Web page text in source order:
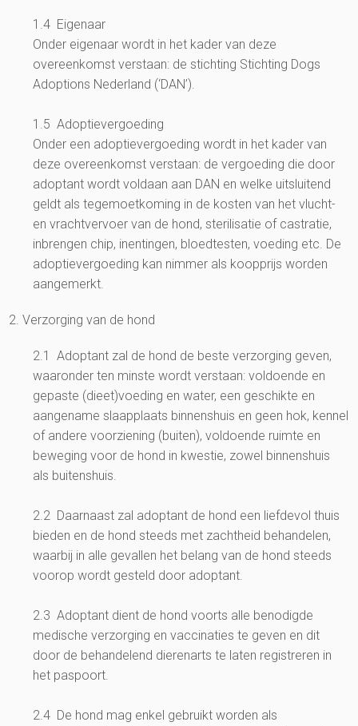
1.4 Eigenaar
Onder eigenaar wordt in het kader van deze
overeenkomst verstaan: de stichting Stichting Dogs
Adoptions Nederland (‘DAN’).
1.5 Adoptievergoeding
Onder een adoptievergoeding wordt in het kader van
deze overeenkomst verstaan: de vergoeding die door
adoptant wordt voldaan aan DAN en welke uitsluitend
geldt als tegemoetkoming in de kosten van het vlucht-
en vrachtvervoer van de hond, sterilisatie of castratie,
inbrengen chip, inentingen, bloedtesten, voeding etc. De
adoptievergoeding kan nimmer als koopprijs worden
aangemerkt.
2. Verzorging van de hond
2.1 Adoptant zal de hond de beste verzorging geven,
waaronder ten minste wordt verstaan: voldoende en
gepaste (dieet)voeding en water, een geschikte en
aangename slaapplaats binnenshuis en geen hok, kennel
of andere voorziening (buiten), voldoende ruimte en
beweging voor de hond in kwestie, zowel binnenshuis
als buitenshuis.
2.2 Daarnaast zal adoptant de hond een liefdevol thuis
bieden en de hond steeds met zachtheid behandelen,
waarbij in alle gevallen het belang van de hond steeds
voorop wordt gesteld door adoptant.
2.3 Adoptant dient de hond voorts alle benodigde
medische verzorging en vaccinaties te geven en dit
door de behandelend dierenarts te laten registreren in
het paspoort.
2.4 De hond mag enkel gebruikt worden als